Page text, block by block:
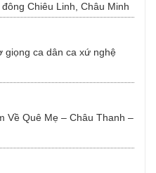
Chiêu Linh, Châu Minh
giọng ca dân ca xứ nghệ
Về Quê Mẹ – Châu Thanh –